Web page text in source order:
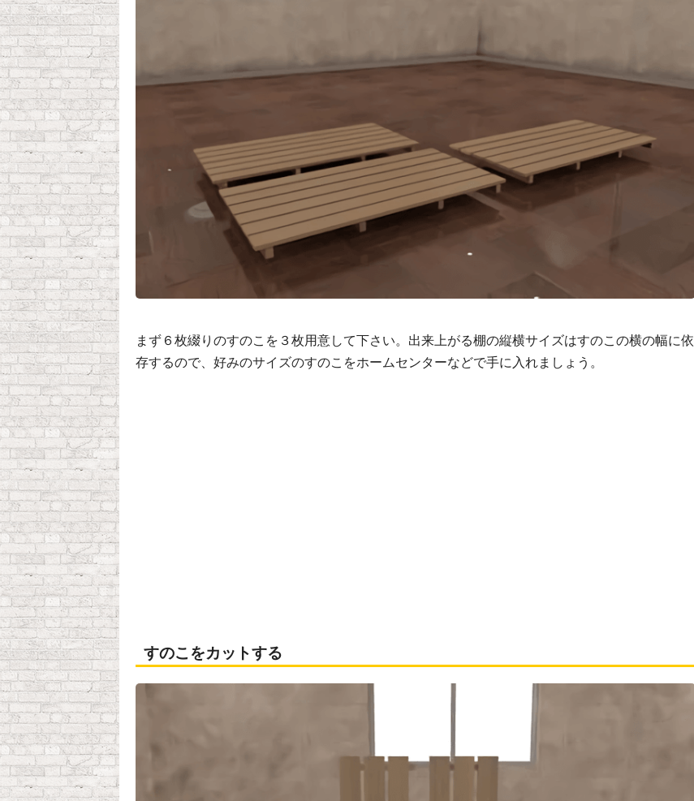
まず６枚綴りのすのこを３枚用意して下さい。出来上がる棚の縦横サイズはすのこの横の幅に依
存するので、好みのサイズのすのこをホームセンターなどで手に入れましょう。
すのこをカットする